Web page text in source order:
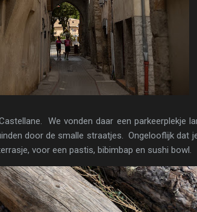
We vonden daar een parkeerplekje
door de smalle straatjes. Ongelooflijk dat
voor een pastis, bibimbap en sushi bowl.